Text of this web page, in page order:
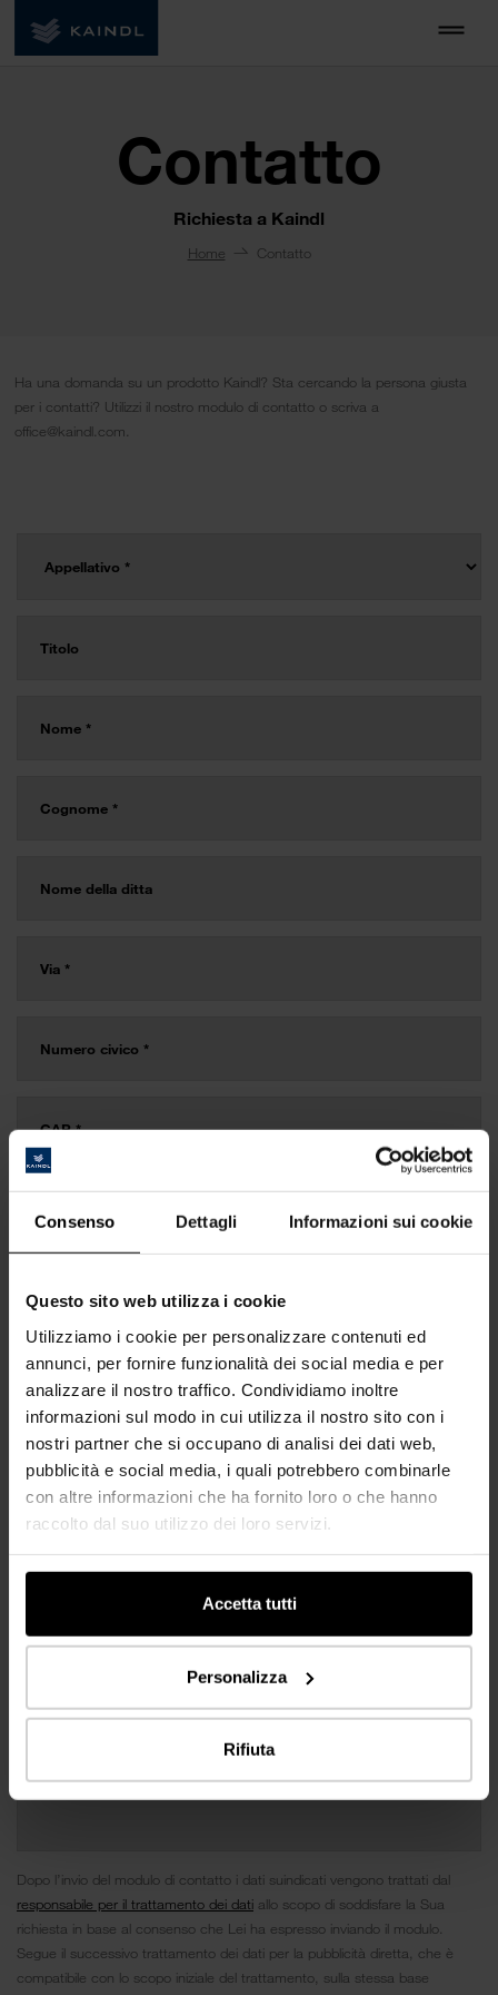
Consenso Dettagli Informazioni sui cookie
Questo sito web utilizza i cookie
Utilizziamo i cookie per personalizzare contenuti ed
annunci, per fornire funzionalità dei social media e per
analizzare il nostro traffico. Condividiamo inoltre
informazioni sul modo in cui utilizza il nostro sito con i
nostri partner che si occupano di analisi dei dati web,
pubblicità e social media, i quali potrebbero combinarle
con altre informazioni che ha fornito loro o che hanno
raccolto dal suo utilizzo dei loro servizi.
Accetta tutti
Personalizza
Rifiuta
Contatto
Richiesta a Kaindl
Home Contatto
Ha una domanda su un prodotto Kaindl? Sta cercando la persona giusta
per i contatti? Utilizzi il nostro modulo di contatto o scriva a
office@kaindl.com.
Dopo l’invio del modulo di contatto i dati suindicati vengono trattati dal
responsabile per il trattamento dei dati allo scopo di soddisfare la Sua
richiesta in base al consenso che Lei ha espresso inviando il modulo.
Segue il successivo trattamento dei dati per la pubblicità diretta, che è
compatibile con lo scopo iniziale del trattamento, sulla stessa base